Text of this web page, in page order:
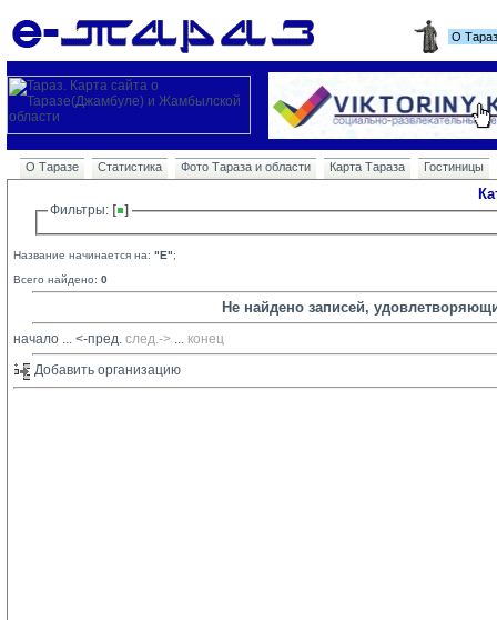
О
О Таразе Статистика Фото Тараза и области Карта Тараза Гостиницы
Фильтры:
Название начинается на: "E";
Всего найдено: 0
Не найдено записей,
начало ... <-пред. след.-> ... конец
Добавить организацию